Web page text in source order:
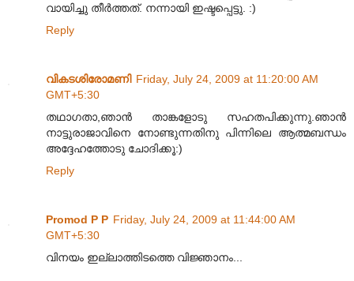
വായിച്ചു തീര്‍ത്തത്. നന്നായി ഇഷ്ടപ്പെട്ടു. :)
Reply
വികടശിരോമണി Friday, July 24, 2009 at 11:20:00 AM
GMT+5:30
തഥാഗതാ,ഞാൻ താങ്കളോടു സഹതപിക്കുന്നു.ഞാൻ
നാട്ടുരാജാവിനെ നോണ്ടുന്നതിനു പിന്നിലെ ആത്മബന്ധം
അദ്ദേഹത്തോടു ചോദിക്കൂ:)
Reply
Promod P P Friday, July 24, 2009 at 11:44:00 AM
GMT+5:30
വിനയം ഇല്ലാത്തിടത്തെ വിജ്ഞാനം...